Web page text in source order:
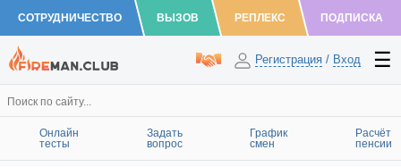
СОТРУДНИЧЕСТВО ВЫЗОВ РЕПЛЕКС ПОДПИСКА
Регистрация / Вход
Онлайн
тесты
Задать
вопрос
График
смен
Расчёт
пенсии